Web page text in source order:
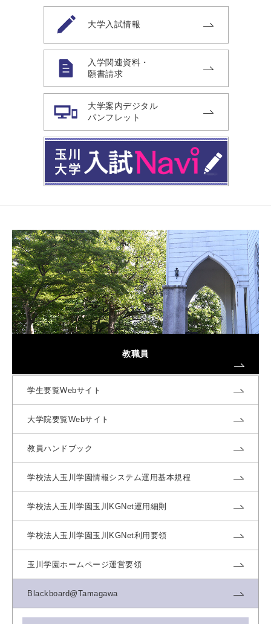
大学入試情報
入学関連資料・
願書請求
大学案内デジタル
パンフレット
教職員
学生要覧Webサイト
大学院要覧Webサイト
教員ハンドブック
学校法人玉川学園情報システム運用基本規程
学校法人玉川学園玉川KGNet運用細則
学校法人玉川学園玉川KGNet利用要領
玉川学園ホームページ運営要領
Blackboard@Tamagawa